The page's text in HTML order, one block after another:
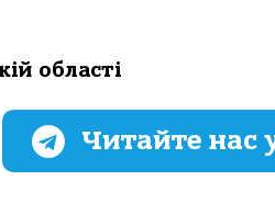
облaсті
Читайте нас